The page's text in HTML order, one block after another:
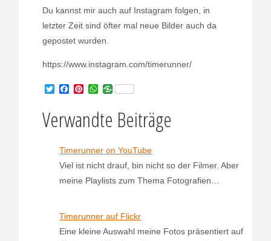
Du kannst mir auch auf Instagram folgen, in
letzter Zeit sind öfter mal neue Bilder auch da
gepostet wurden.
https://www.instagram.com/timerunner/
T
t
t
F
e
b
o
k
P
t
e
e
s
t
W
s
p
p
Verwandte Beiträge
Timerunner on YouTube
Viel ist nicht drauf, bin nicht so der Filmer. Aber
meine Playlists zum Thema Fotografien…
Timerunner auf Flickr
Eine kleine Auswahl meine Fotos präsentiert auf